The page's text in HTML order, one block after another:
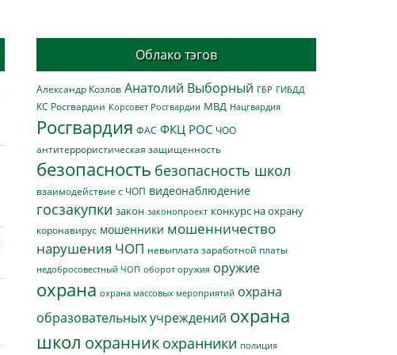
Облако тэгов
Александр Козлов Анатолий Выборный ГБР ГИБДД
КС Росгвардии Корсовет Росгвардии МВД Нацгвардия
Росгвардия ФАС ФКЦ РОС ЧОО
антитеррористическая защищенность
безопасность безопасность школ
взаимодействие с ЧОП видеонаблюдение
госзакупки закон законопроект конкурс на охрану
коронавирус мошенники мошенничество
нарушения ЧОП невыплата заработной платы
недобросовестный ЧОП оборот оружия оружие
охрана охрана массовых мероприятий охрана
образовательных учреждений охрана
школ охранник охранники полиция